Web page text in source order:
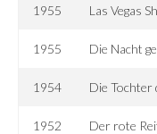
1955 Las Vegas
1955 Die Nacht
1954 Die Tochter
1952 Der rote